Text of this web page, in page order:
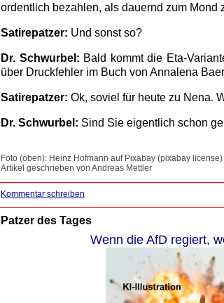
ordentlich bezahlen, als dauernd zum Mond
Satirepatzer: Und sonst so?
Dr. Schwurbel: Bald kommt die Eta-
über Druckfehler im Buch von Annalena
Satirepatzer: Ok, soviel für heute zu Nena.
Dr. Schwurbel: Sind Sie eigentlich schon
Foto (oben): Heinz Hofmann auf Pixabay (pixabay license)
Artikel geschrieben von Andreas Mettler
Kommentar schreiben
Patzer des Tages
Wenn die AfD regiert,